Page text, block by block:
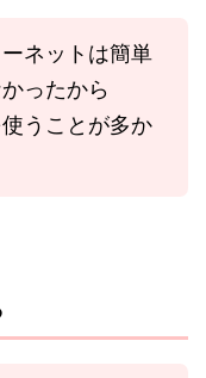
ネットは簡単
ったから
うことが多か